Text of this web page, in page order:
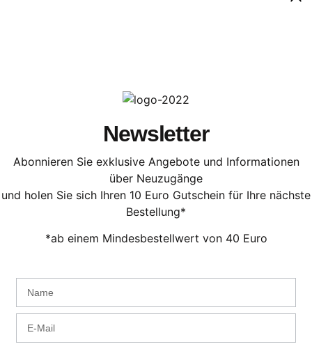
Newsletter
Abonnieren Sie exklusive Angebote und Informationen
über Neuzugänge
und holen Sie sich Ihren 10 Euro Gutschein für Ihre nächste
Bestellung*
*ab einem Mindesbestellwert von 40 Euro